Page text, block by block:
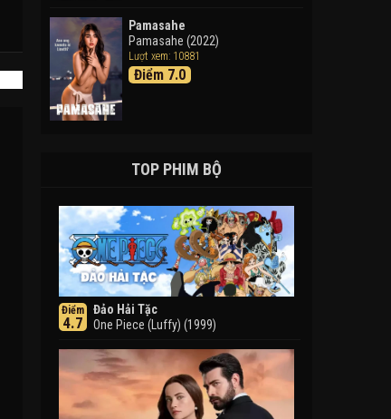
Pamasahe
Pamasahe (2022)
Lượt xem: 10881
Điểm 7.0
TOP PHIM BỘ
Điểm
4.7
Đảo Hải Tặc
One Piece (Luffy) (1999)